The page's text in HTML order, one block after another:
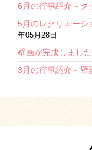
6月の行事紹介～ク
5月のレクリエーシ
年05月28日
壁画が完成しました
3月の行事紹介～壁